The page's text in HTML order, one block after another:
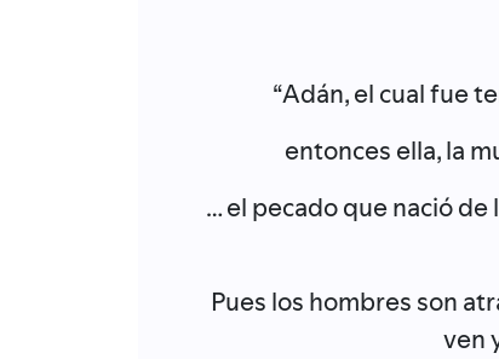
“Adán, el cual fue
entonces ella, la
… el pecado que nació
Pues los hombres son
ven